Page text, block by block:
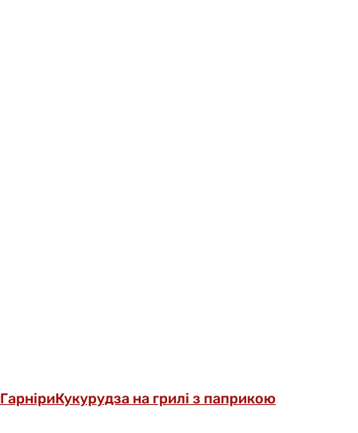
ГарніриКукурудза на грилі з паприкою